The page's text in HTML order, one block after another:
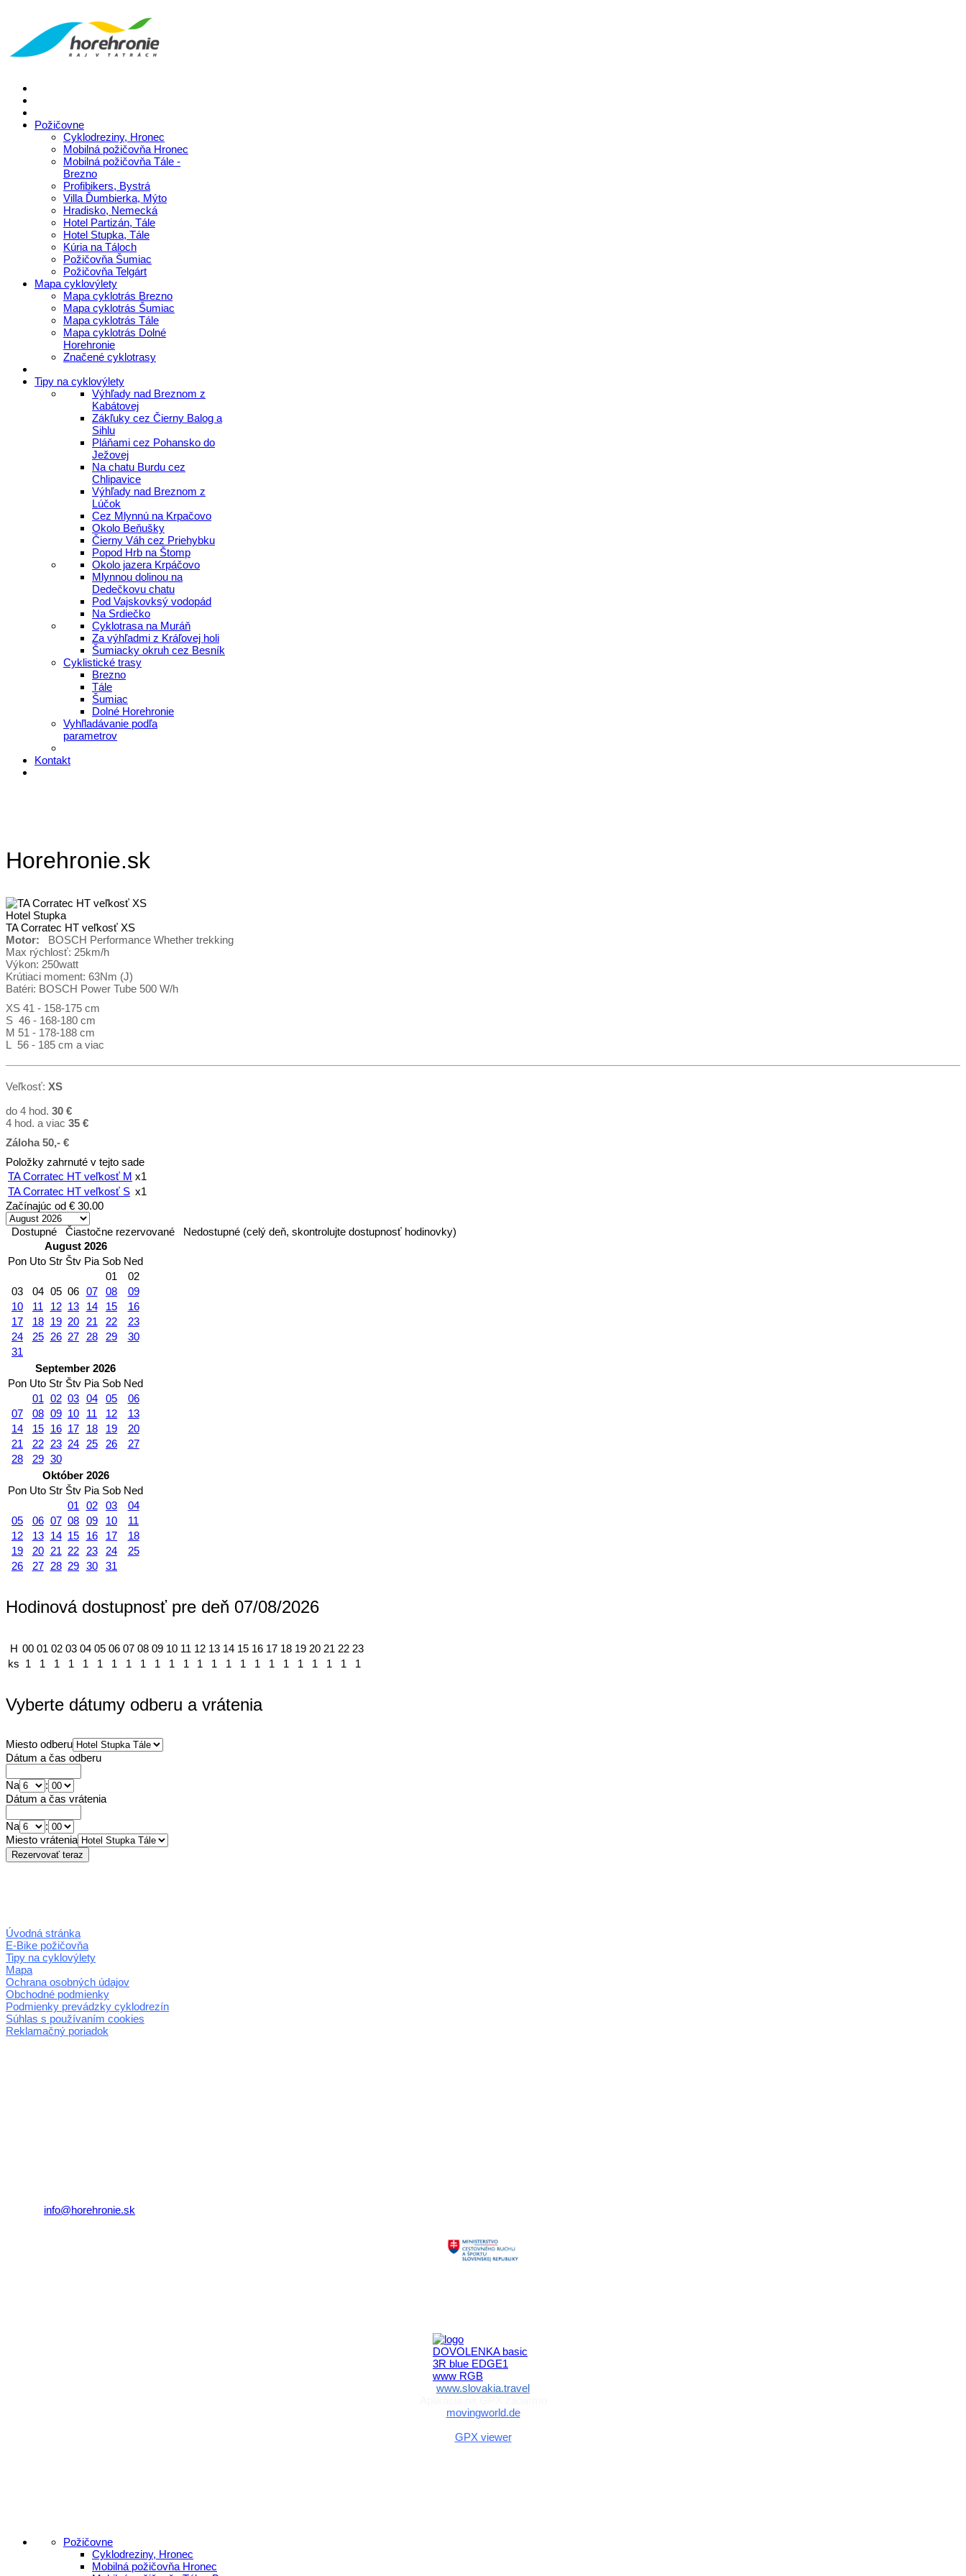
Požičovne
Cyklodreziny, Hronec
Mobilná požičovňa Hronec
Mobilná požičovňa Tále -
Brezno
Profibikers, Bystrá
Villa Ďumbierka, Mýto
Hradisko, Nemecká
Hotel Partizán, Tále
Hotel Stupka, Tále
Kúria na Táloch
Požičovňa Šumiac
Požičovňa Telgárt
Mapa cyklovýlety
Mapa cyklotrás Brezno
Mapa cyklotrás Šumiac
Mapa cyklotrás Tále
Mapa cyklotrás Dolné
Horehronie
Značené cyklotrasy
Tipy na cyklovýlety
Výhľady nad Breznom z
Kabátovej
Zákľuky cez Čierny Balog a
Sihlu
Pláňami cez Pohansko do
Ježovej
Na chatu Burdu cez
Chlipavice
Výhľady nad Breznom z
Lúčok
Cez Mlynnú na Krpačovo
Okolo Beňušky
Čierny Váh cez Priehybku
Popod Hrb na Štomp
Okolo jazera Krpáčovo
Mlynnou dolinou na
Dedečkovu chatu
Pod Vajskovksý vodopád
Na Srdiečko
Cyklotrasa na Muráň
Za výhľadmi z Kráľovej holi
Šumiacky okruh cez Besník
Cyklistické trasy
Brezno
Tále
Šumiac
Dolné Horehronie
Vyhľladávanie podľa
parametrov
Kontakt
Horehronie.sk
Hotel Stupka
TA Corratec HT veľkosť XS
Motor: BOSCH Performance Whether trekking
Max rýchlosť: 25km/h
Výkon: 250watt
Krútiaci moment: 63Nm (J)
Batéri: BOSCH Power Tube 500 W/h
XS 41 - 158-175 cm
S 46 - 168-180 cm
M 51 - 178-188 cm
L 56 - 185 cm a viac
Veľkosť: XS
do 4 hod. 30 €
4 hod. a viac 35 €
Záloha 50,- €
Položky zahrnuté v tejto sade
TA Corratec HT veľkosť M x1
TA Corratec HT veľkosť S x1
Začínajúc od € 30.00
Dostupné Čiastočne rezervované
Nedostupné (celý deň, skontrolujte dostupnosť hodinovky)
August 2026
Pon Uto Str Štv Pia Sob Ned
01
02
03
04 05 06 07 08
09
10
11 12 13 14 15
16
17
18 19 20 21 22
23
24
25 26 27 28 29
30
31
September 2026
Pon Uto Str Štv Pia Sob Ned
01 02 03 04 05
06
07
08 09 10 11 12
13
14
15 16 17 18 19
20
21
22 23 24 25 26
27
28
29 30
Október 2026
Pon Uto Str Štv Pia Sob Ned
01
02 03
04
05
06 07 08 09 10
11
12
13 14 15 16 17
18
19
20 21 22 23 24
25
26
27 28 29 30 31
Hodinová dostupnosť pre deň 07/08/2026
H 00 01 02 03 04 05 06 07 08 09 10 11 12 13 14 15 16 17 18 19 20 21 22 23
ks 1 1 1 1 1 1 1 1 1 1 1 1 1 1 1 1 1 1 1 1 1 1 1 1
Vyberte dátumy odberu a vrátenia
Miesto odberu
Dátum a čas odberu
Na
:
Dátum a čas vrátenia
Na
:
Miesto vrátenia
Úvodná stránka
E-Bike požičovňa
Tipy na cyklovýlety
Mapa
Ochrana osobných údajov
Obchodné podmienky
Podmienky prevádzky cyklodrezín
Súhlas s používaním cookies
Reklamačný poriadok
info@horehronie.sk
www.slovakia.travel
movingworld.de
GPX viewer
Požičovne
Cyklodreziny, Hronec
Mobilná požičovňa Hronec